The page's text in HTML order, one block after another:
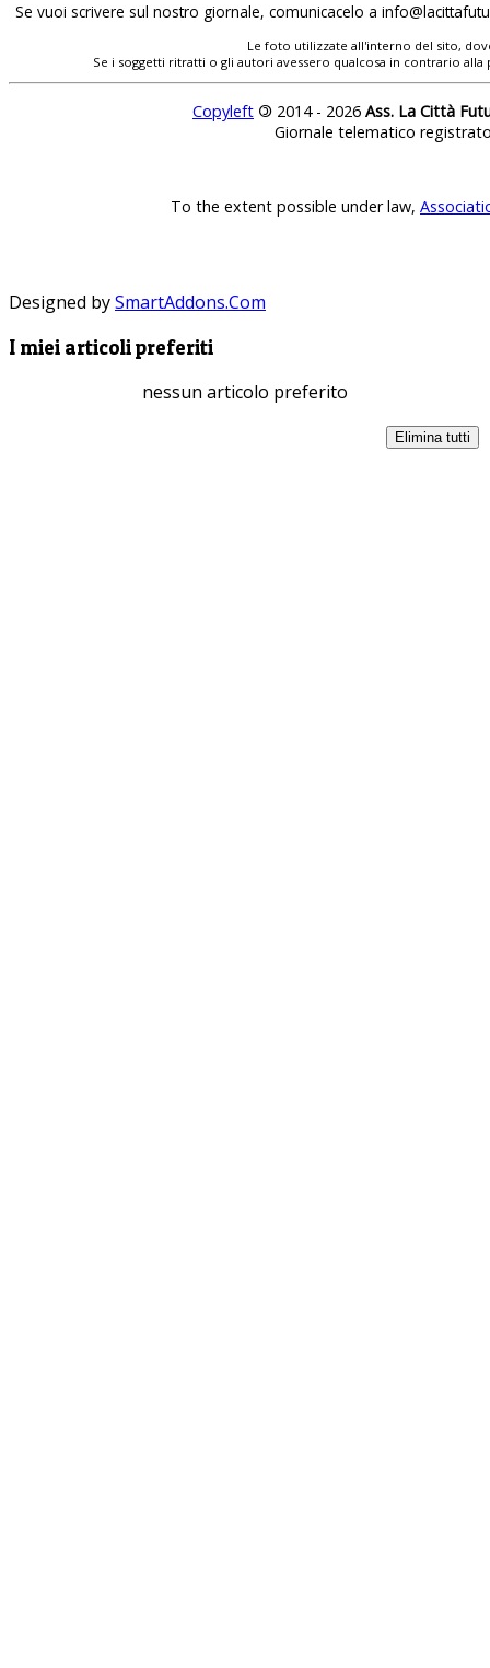
Se vuoi scrivere sul nostro giornale, comunicacelo a
Le foto utilizzate all'interno del sito,
Se i soggetti ritratti o gli autori avessero qualcosa in contrario
Copyleft © 2014 - 2026 Ass. La Città
Giornale telematico
To the extent possible under law,
Designed bySmartAddons.Com
I miei articoli preferiti
nessun articolo preferito